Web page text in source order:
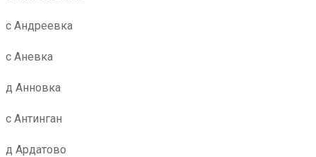
с Андреевка
с Аневка
д Анновка
с Антинган
д Ардатово